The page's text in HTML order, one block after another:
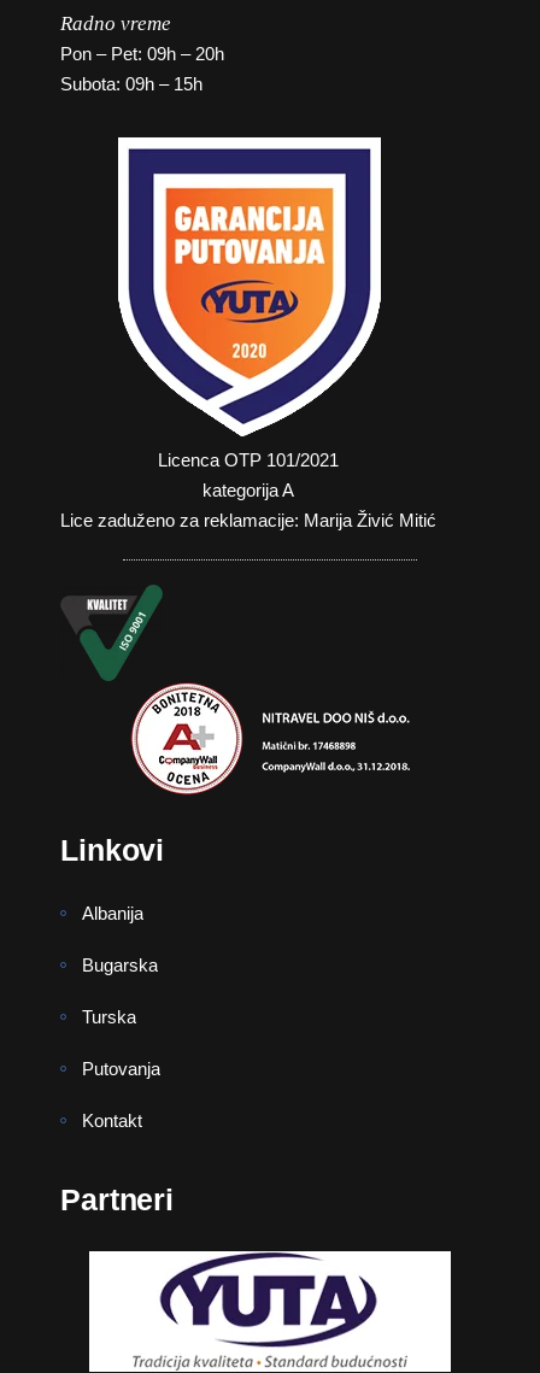
Radno vreme
Pon – Pet: 09h – 20h
Subota: 09h – 15h
Licenca OTP 101/2021
kategorija A
Lice zaduženo za reklamacije: Marija Živić Mitić
Linkovi
Albanija
Bugarska
Turska
Putovanja
Kontakt
Partneri